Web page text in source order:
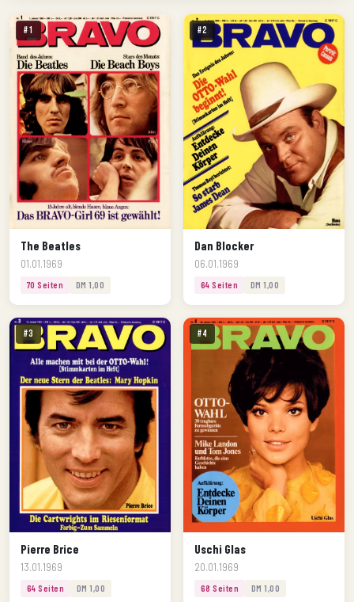
#1
The Beatles
01.01.1969
70 Seiten DM 1,00
#2
Dan Blocker
06.01.1969
64 Seiten DM 1,00
#3
Pierre Brice
13.01.1969
64 Seiten DM 1,00
#4
Uschi Glas
20.01.1969
68 Seiten DM 1,00